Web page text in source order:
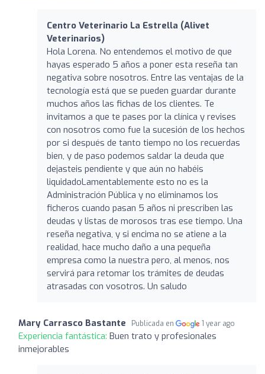
Centro Veterinario La Estrella (Alivet
Veterinarios)
Hola Lorena. No entendemos el motivo de que
hayas esperado 5 años a poner esta reseña tan
negativa sobre nosotros. Entre las ventajas de la
tecnología está que se pueden guardar durante
muchos años las fichas de los clientes. Te
invitamos a que te pases por la clínica y revises
con nosotros como fue la sucesión de los hechos
por si después de tanto tiempo no los recuerdas
bien, y de paso podemos saldar la deuda que
dejasteis pendiente y que aún no habéis
liquidadoLamentablemente esto no es la
Administración Pública y no eliminamos los
ficheros cuando pasan 5 años ni prescriben las
deudas y listas de morosos tras ese tiempo. Una
reseña negativa, y si encima no se atiene a la
realidad, hace mucho daño a una pequeña
empresa como la nuestra pero, al menos, nos
servirá para retomar los trámites de deudas
atrasadas con vosotros. Un saludo
Mary Carrasco Bastante Publicada en 1 year ago
Experiencia fantástica: Buen trato y profesionales
inmejorables